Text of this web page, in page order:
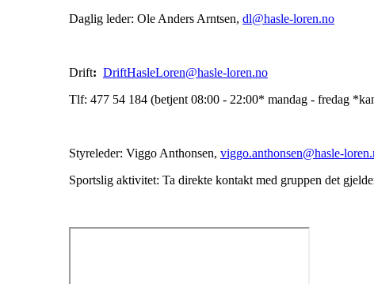
Daglig leder: Ole Anders Arntsen, dl@hasle-loren.no
Drift: DriftHasleLoren@hasle-loren.no
Tlf: 477 54 184 (betjent 08:00 - 22:00* mandag - fredag
Styreleder: Viggo Anthonsen, viggo.anthonsen@hasle-
Sportslig aktivitet: Ta direkte kontakt med gruppen det